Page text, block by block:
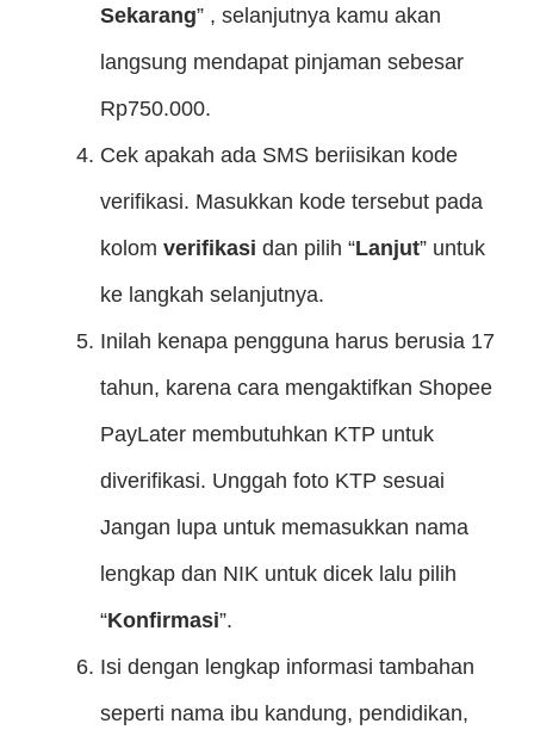
Sekarang” , selanjutnya kamu akan
langsung mendapat pinjaman sebesar
Rp750.000.
Cek apakah ada SMS beriisikan kode
verifikasi. Masukkan kode tersebut pada
kolom verifikasi dan pilih “Lanjut” untuk
ke langkah selanjutnya.
Inilah kenapa pengguna harus berusia 17
tahun, karena cara mengaktifkan Shopee
PayLater membutuhkan KTP untuk
diverifikasi. Unggah foto KTP sesuai
Jangan lupa untuk memasukkan nama
lengkap dan NIK untuk dicek lalu pilih
“Konfirmasi”.
Isi dengan lengkap informasi tambahan
seperti nama ibu kandung, pendidikan,